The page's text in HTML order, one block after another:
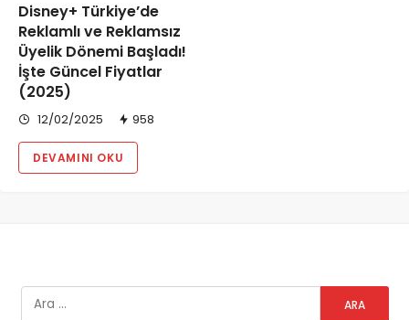
Disney+ Türkiye’de
Reklamlı ve Reklamsız
Üyelik Dönemi Başladı!
İşte Güncel Fiyatlar
(2025)
12/02/2025 958
DEVAMINI OKU